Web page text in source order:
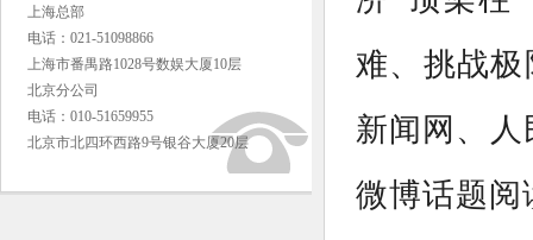
上海总部
电话：021-51098866
上海市番禺路1028号数娱大厦10层
北京分公司
电话：010-51659955
北京市北四环西路9号银谷大厦20层
难、挑战
新闻网、
微博话题阅